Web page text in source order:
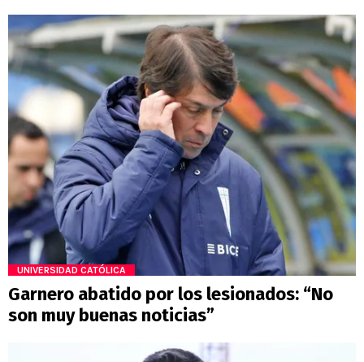
UNIVERSIDAD CATÓLICA
Garnero abatido por los lesionados: “No
son muy buenas noticias”